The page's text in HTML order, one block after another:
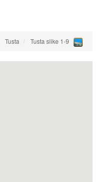
Tusta Tusta slike 1-9